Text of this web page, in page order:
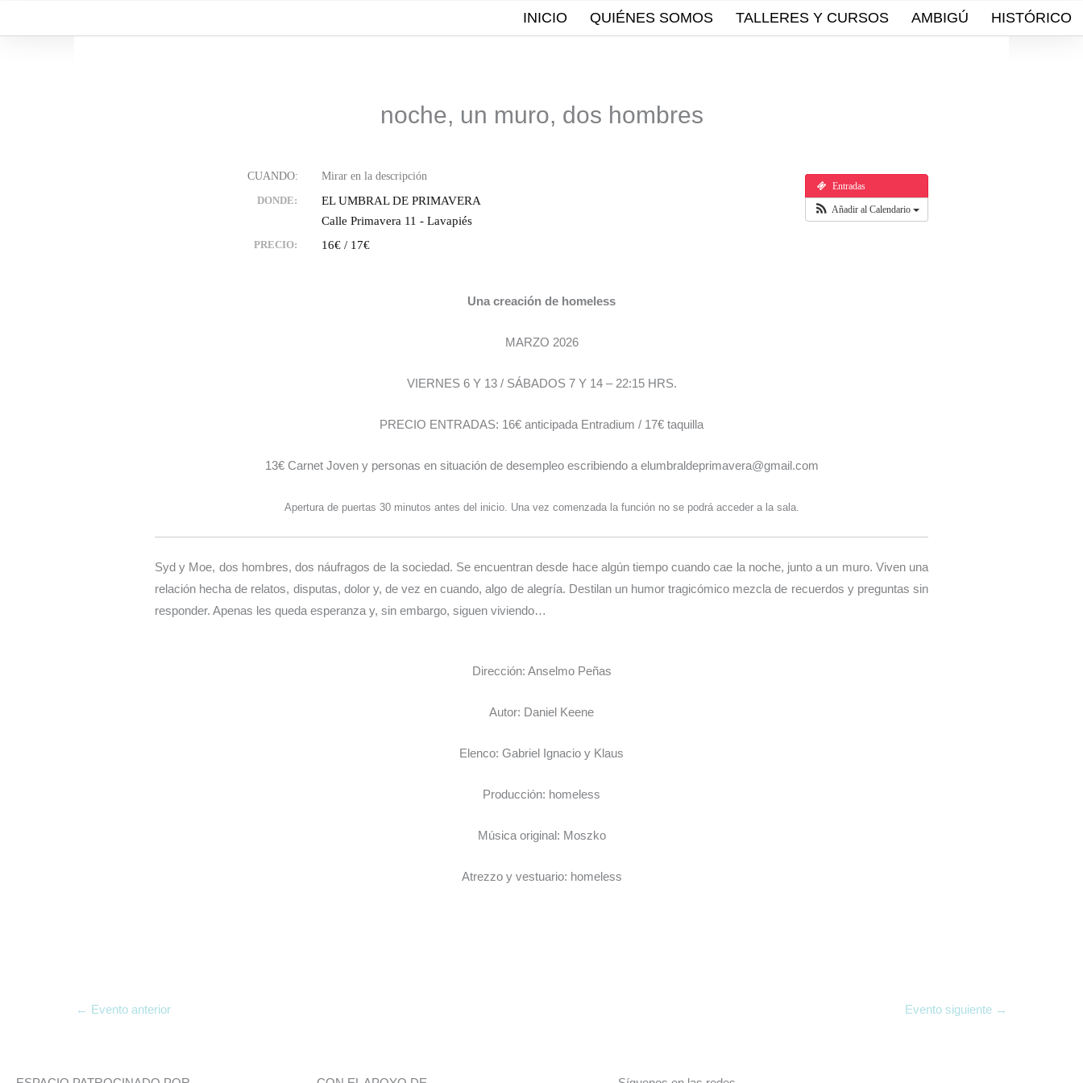
INICIO QUIÉNES SOMOS TALLERES Y CURSOS AMBIGÚ HISTÓRICO
noche, un muro, dos hombres
Entradas
Añadir al Calendario
DONDE:
EL UMBRAL DE PRIMAVERA
Calle Primavera 11 - Lavapiés
PRECIO: 16€ / 17€
Una creación de homeless
MARZO 2026
VIERNES 6 Y 13 / SÁBADOS 7 Y 14 – 22:15 HRS.
PRECIO ENTRADAS: 16€ anticipada Entradium / 17€ taquilla
13€ Carnet Joven y personas en situación de desempleo escribiendo a elumbraldeprimavera@gmail.com
Apertura de puertas 30 minutos antes del inicio. Una vez comenzada la función no se podrá acceder a la sala.
Syd y Moe, dos hombres, dos náufragos de la sociedad. Se encuentran desde hace algún tiempo cuando cae la noche, junto a un muro. Viven una
relación hecha de relatos, disputas, dolor y, de vez en cuando, algo de alegría. Destilan un humor tragicómico mezcla de recuerdos y preguntas sin
responder. Apenas les queda esperanza y, sin embargo, siguen viviendo…
Dirección: Anselmo Peñas
Autor: Daniel Keene
Elenco: Gabriel Ignacio y Klaus
Producción: homeless
Música original: Moszko
Atrezzo y vestuario: homeless
← Evento anterior Evento siguiente →